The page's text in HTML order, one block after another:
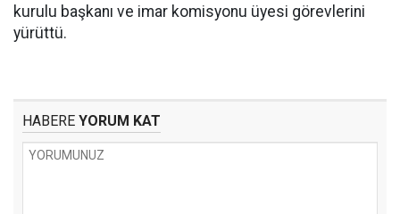
kurulu başkanı ve imar komisyonu üyesi görevlerini
yürüttü.
HABERE YORUM KAT